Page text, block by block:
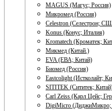
MAGUS (Магус; Россия)
Микромед (Россия)
Celestron (Селестрон;
Konus (Конус; Италия)
Kromatech (Кроматек;
Микмед (Китай.)
EVA (ЕВА; Китай)
Биомед (Россия)
Eastcolight (Истколайт;
SITITEK (Сититек;
Carl Zeiss (Карл Цейс;
DigiMicro (ДиджиМикро;